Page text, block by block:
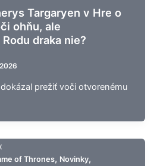
Targaryen v Hre o
ohňu, ale
draka nie?
prežiť voči otvorenému
of Thrones, Novinky,